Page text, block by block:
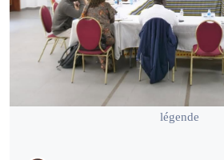
légende